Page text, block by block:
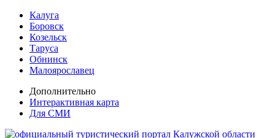
Калуга
Боровск
Козельск
Таруса
Обнинск
Малоярославец
Дополнительно
Интерактивная карта
Для СМИ